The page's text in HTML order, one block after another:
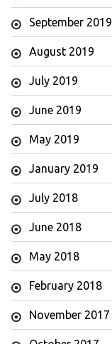
September 2019
August 2019
July 2019
June 2019
May 2019
January 2019
July 2018
June 2018
May 2018
February 2018
November 2017